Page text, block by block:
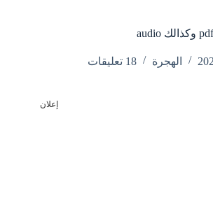
الهجرة 18 تعليقات
إعلان